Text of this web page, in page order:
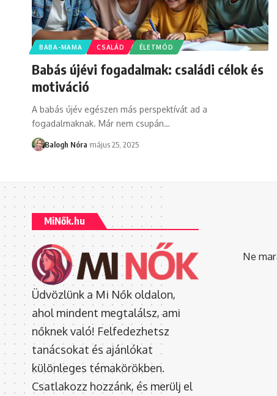
BABA-MAMA CSALÁD ÉLETMÓD
Babás újévi fogadalmak: családi célok és
motiváció
A babás újév egészen más perspektívát ad a
fogadalmaknak. Már nem csupán…
Balogh Nóra május 25, 2025
MiNők.hu
Üdvözlünk a Mi Nők oldalon,
ahol mindent megtalálsz, ami
nőknek való! Felfedezhetsz
tanácsokat és ajánlókat
különleges témakörökben.
Csatlakozz hozzánk, és merülj el
Ne